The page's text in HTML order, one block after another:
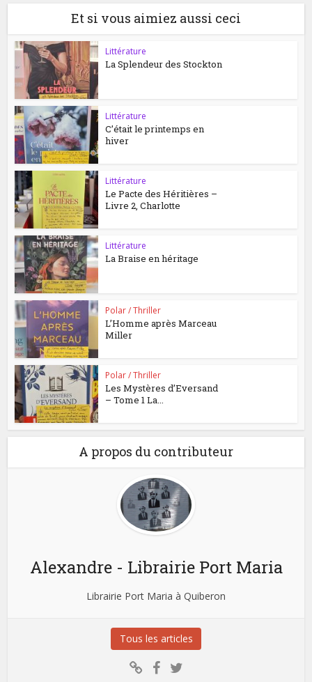
Et si vous aimiez aussi ceci
Littérature
La Splendeur des Stockton
Littérature
C’était le printemps en
hiver
Littérature
Le Pacte des Héritières –
Livre 2, Charlotte
Littérature
La Braise en héritage
Polar / Thriller
L’Homme après Marceau
Miller
Polar / Thriller
Les Mystères d’Eversand
– Tome 1 La...
A propos du contributeur
Alexandre - Librairie Port Maria
Librairie Port Maria à Quiberon
Tous les articles